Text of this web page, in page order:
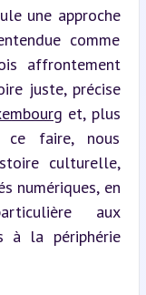
une approche
comme
affrontement
juste, précise
et, plus
ce faire, nous
culturelle,
numériques, en
aux
à la périphérie